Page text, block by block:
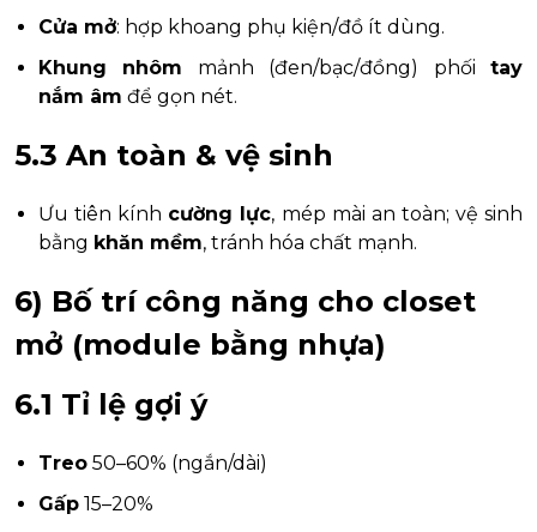
Cửa mở: hợp khoang phụ kiện/đồ ít dùng.
Khung nhôm mảnh (đen/bạc/đồng) phốitay
nắm âm để gọn nét.
5.3 An toàn & vệ sinh
Ưu tiên kính cường lực, mép mài an toàn; vệ sinh
bằng khăn mềm, tránh hóa chất mạnh.
6) Bố trí công năng cho closet
mở (module bằng nhựa)
6.1 Tỉ lệ gợi ý
Treo 50–60% (ngắn/dài)
Gấp 15–20%